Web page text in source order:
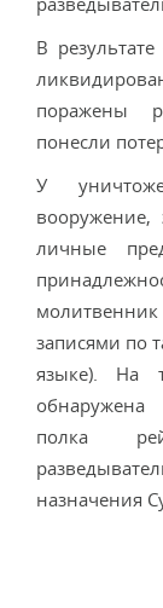
В
поражены
понесли
У
вооружение,
личные
записями по
языке). На
обнаружена
полка
назначения